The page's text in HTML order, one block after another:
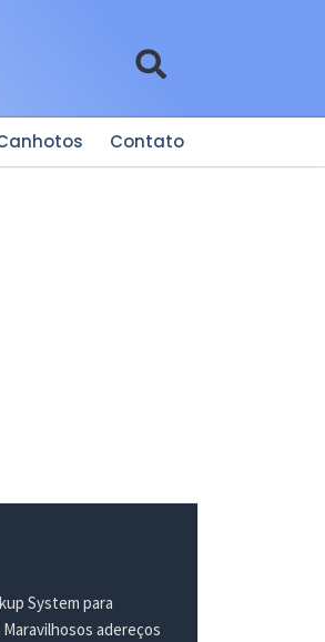
Contato
System para
adereços